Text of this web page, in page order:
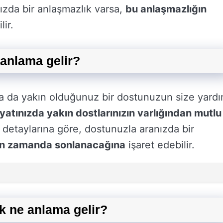
bir anlaşmazlık varsa, bu anlaşmazlığın
gelir?
yakın olduğunuz bir dostunuzun size
yakın dostlarınızın varlığından mutlu
göre, dostunuzla aranızda bir
zamanda sonlanacağına işaret edebilir.
ne anlama gelir?